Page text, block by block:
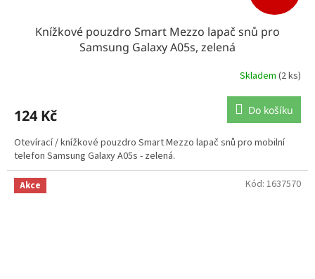
Knížkové pouzdro Smart Mezzo lapač snů pro
Samsung Galaxy A05s, zelená
Skladem (2 ks)
124 Kč Do košíku
Otevírací / knížkové pouzdro Smart Mezzo lapač snů pro mobilní
telefon Samsung Galaxy A05s - zelená.
Akce Kód: 1637570